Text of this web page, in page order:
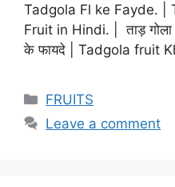
Tadgola Fl ke Fayde. |
Fruit in Hindi. | ताड़
के फायदे | Tadgola fruit
Categories
FRUITS
Leave a comment